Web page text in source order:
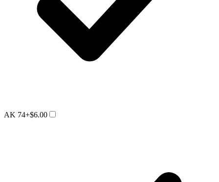
AK 74+$6.00